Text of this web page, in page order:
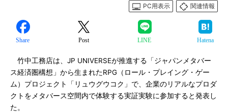
PC用表示
関連情報
Share Post LINE Hatena
竹中工務店は、JP UNIVERSEが推進する「ジャパンメタバー
ス経済圏構想」から生まれたRPG（ロール・プレイング・ゲー
ム）プロジェクト「リュウグウコク」で、企業のリアルなプロダ
クトをメタバース空間内で体験する実証実験に参加すると発表し
た。